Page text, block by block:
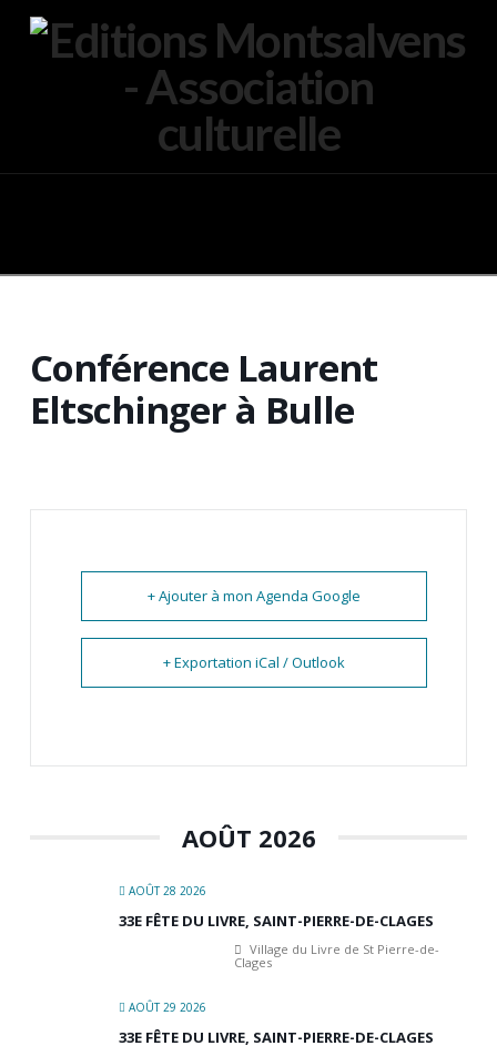
Conférence Laurent
Eltschinger à Bulle
+ Ajouter à mon Agenda Google
+ Exportation iCal / Outlook
AOÛT 2026
AOÛT 28 2026
33E FÊTE DU LIVRE, SAINT-PIERRE-DE-CLAGES
Village du Livre de St Pierre-de-
Clages
AOÛT 29 2026
33E FÊTE DU LIVRE, SAINT-PIERRE-DE-CLAGES